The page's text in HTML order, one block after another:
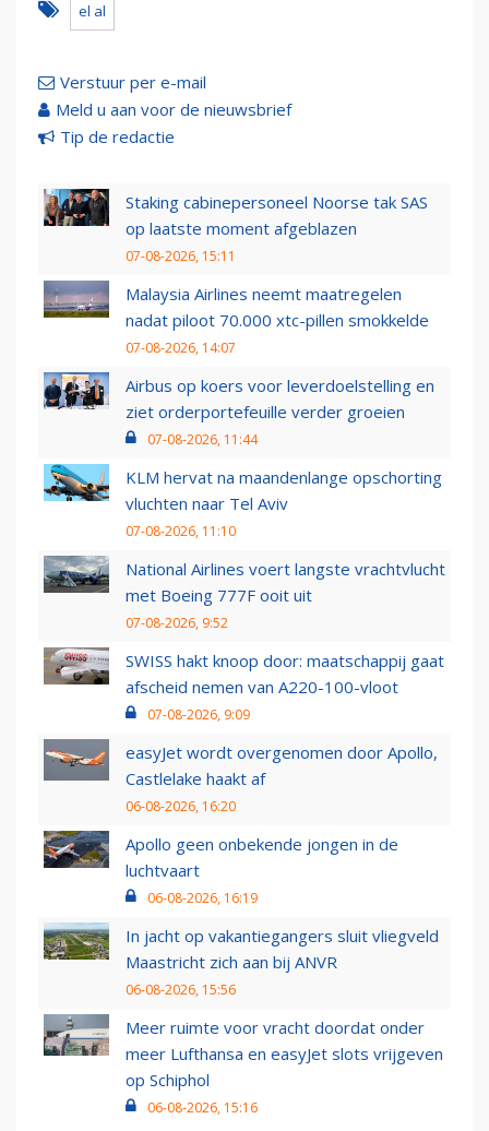
el al
Verstuur per e-mail
Meld u aan voor de nieuwsbrief
Tip de redactie
Staking cabinepersoneel Noorse tak SAS
op laatste moment afgeblazen
07-08-2026, 15:11
Malaysia Airlines neemt maatregelen
nadat piloot 70.000 xtc-pillen smokkelde
07-08-2026, 14:07
Airbus op koers voor leverdoelstelling en
ziet orderportefeuille verder groeien
07-08-2026, 11:44
KLM hervat na maandenlange opschorting
vluchten naar Tel Aviv
07-08-2026, 11:10
National Airlines voert langste vrachtvlucht
met Boeing 777F ooit uit
07-08-2026, 9:52
SWISS hakt knoop door: maatschappij gaat
afscheid nemen van A220-100-vloot
07-08-2026, 9:09
easyJet wordt overgenomen door Apollo,
Castlelake haakt af
06-08-2026, 16:20
Apollo geen onbekende jongen in de
luchtvaart
06-08-2026, 16:19
In jacht op vakantiegangers sluit vliegveld
Maastricht zich aan bij ANVR
06-08-2026, 15:56
Meer ruimte voor vracht doordat onder
meer Lufthansa en easyJet slots vrijgeven
op Schiphol
06-08-2026, 15:16